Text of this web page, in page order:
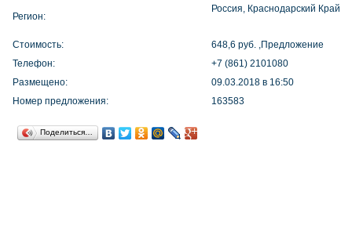
Регион:
Россия, Краснодарский Край
Стоимость:
648,6 руб. ,Предложение
Телефон:
+7 (861) 2101080
Размещено:
09.03.2018 в 16:50
Номер предложения:
163583
Поделиться…